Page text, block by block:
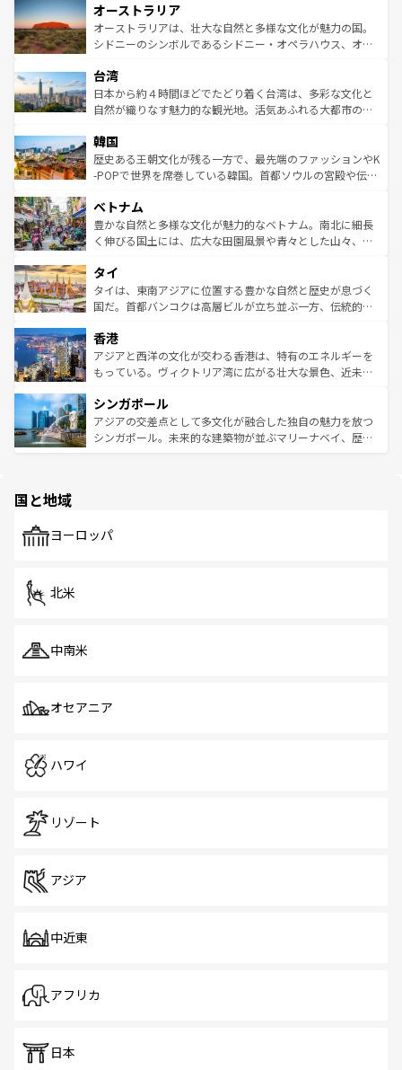
部のニューオーリンズでは、音楽と美食が融合した独特の
文化が魅力。旅行者はアメリカの各地域で異なる魅力を楽
しみながら、その多様性と豊かな歴史を感じることができ
ならではの贅沢な旅のスタイルだ。 なお、新着のアメリカ
情報はコンテンツ一覧を参照してほしい。
ワイ島は見逃せない。また、定番の観光地といえばオアフ
島だが、静かな自然を求めるならマウイ島やカウアイ島が
おすすめ。エメラルドグリーンに輝く海をはじめ、豊かな
れるおもてなしの心で訪れる人々を迎えてくれるハワイの
人々、おいしいローカルフードやハワイアンミュージッ
ク、伝統的なフラダンスなど、すべてがハワイの魅力を彩
ワイを、存分に味わってほしい。 なお、新着のハワイ情報
はコンテンツ一覧を参照してほしい。
オーストラリア
オーストラリアは、壮大な自然と多様な文化が魅力の国。
シドニーのシンボルであるシドニー・オペラハウス、オー
リアリーフや大陸中央部にそびえるウルル（エアーズロッ
ク）、タスマニアの美しい原生林やケアンズの熱帯雨林な
ど、見どころがたくさん。また、カフェやワイン、オージ
いる。アクティビティも充実しており、サーフィンやダイ
ビング、ハイキングなど、アウトドア好きにはたまらな
い。オーストラリアの多彩な魅力を存分に味わいつくそ
参照してほしい。
台湾
日本から約４時間ほどでたどり着く台湾は、多彩な文化と
自然が織りなす魅力的な観光地。活気あふれる大都市の台
ン）、静ひつな山岳地帯である台湾東部など、都市の喧騒
と山間の静けさが共存しており、訪れる人に新しい発見と
驚きをもたらしてくれる。また、奥深い台湾の食文化も魅
容にもいいと評判のスイーツなど、バラエティ豊かな料理
が味わえる。 なお、新着の台湾情報は コンテンツ一覧を参
照してほしい。
韓国
歴史ある王朝文化が残る一方で、最先端のファッションやK
-POPで世界を席巻している韓国。首都ソウルの宮殿や伝統
き、地方に足を延ばせば四季折々の自然美を楽しむことが
できる。そして、キムチや焼肉、絶品のストリートフード
まで、さまざまな韓国料理が待っている。夜には、韓国な
リティに包まれながら、韓国の多彩な魅力を心ゆくまで味
わってみてほしい。 なお、新着の韓国情報はコンテンツ一
覧を参照してほしい。
ベトナム
豊かな自然と多様な文化が魅力的なベトナム。南北に細長
く伸びる国土には、広大な田園風景や青々とした山々、世
急速な発展と共に伝統が息づく。ハノイの古い町並みやホ
ーチミン市のフランス統治時代の建物も、独特の雰囲気を
醸し出している。また、バラエティの豊かさとおいしさで
とつ。フォーやバインミー、ベトナムコーヒーなどは、ぜ
ひ現地で味わいたい。どの地域を訪れてもあたたかい人々
が旅行者を迎えてくれるので、きっと忘れられない旅にな
参照してほしい。
タイ
タイは、東南アジアに位置する豊かな自然と歴史が息づく
国だ。首都バンコクは高層ビルが立ち並ぶ一方、伝統的な
の活気が交差している。北部ではチェンマイなどの山岳地
帯で自然と触れ合い、南部ではプーケットやクラビの美し
いビーチでリゾート気分を楽しむことができる。タイ料理
激する。気候は一年中温暖で、どの季節にも異なる楽しみ
が待っている。親しみやすいタイの人々、仏教を中心とし
た文化、そして多様な観光資源が、訪れる旅人を魅了し続
香港
アジアと西洋の文化が交わる香港は、特有のエネルギーを
もっている。ヴィクトリア湾に広がる壮大な景色、近未来
み、どこを訪れても感動するはず。観光スポットが密集し
ており、効率よく見どころを回れるのも魅力。息をのむよ
うな絶景から文化的な体験まで、香港を存分に楽しみ尽く
シンガポール
アジアの交差点として多文化が融合した独自の魅力を放つ
シンガポール。未来的な建築物が並ぶマリーナベイ、歴史
で、ホーカーズは地元の風情を楽しめる外せないスポット
国と地域
ヨーロッパ
北米
中南米
オセアニア
ハワイ
リゾート
アジア
中近東
アフリカ
日本